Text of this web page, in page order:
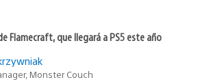
Flamecraft, que llegará a PS5 este año
Monster Couch